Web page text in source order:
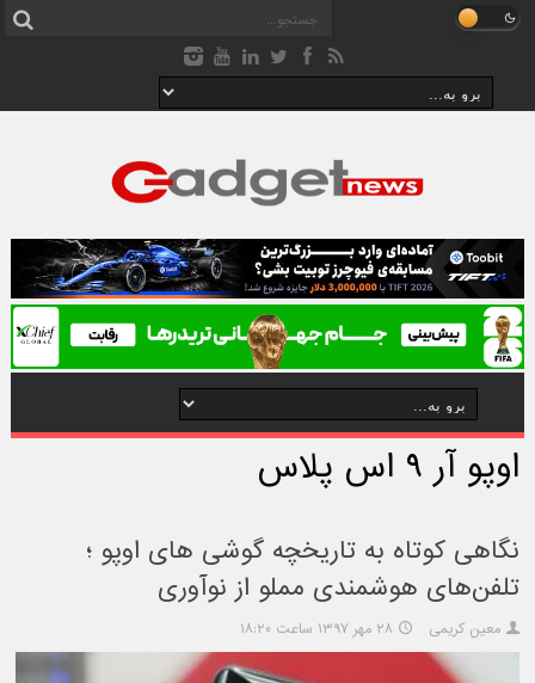
اوپو آر ۹ اس پلاس
نگاهی کوتاه به تاریخچه گوشی های اوپو ؛
تلفن‌های هوشمندی مملو از نوآوری
معین کریمی ۲۸ مهر ۱۳۹۷ ساعت ۱۸:۲۰